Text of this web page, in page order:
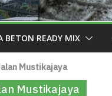
BETON READY MIX
Mustikajaya
Mustikajaya